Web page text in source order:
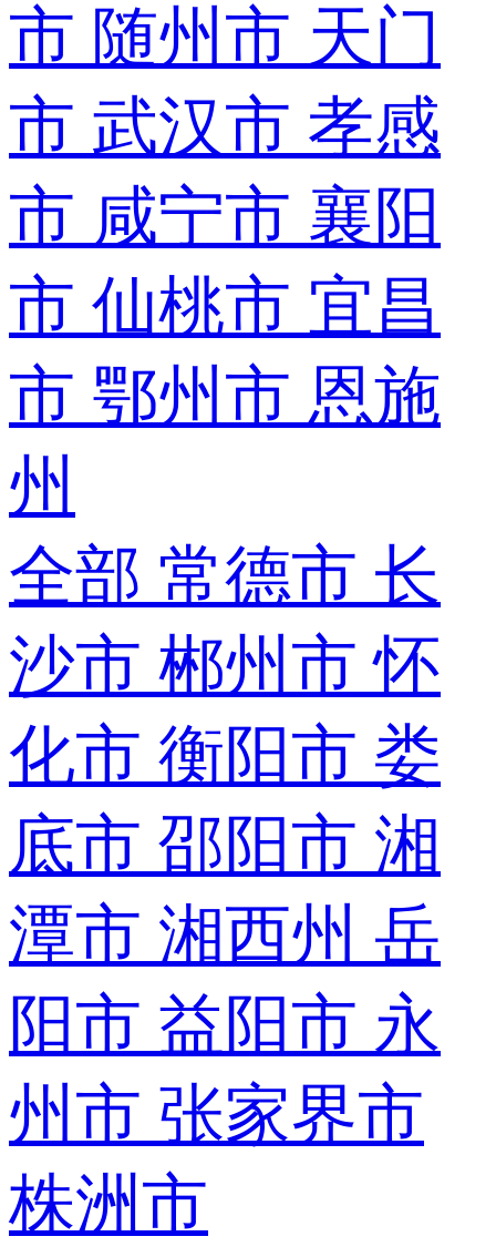
市 随州市 天门
市 武汉市 孝感
市 咸宁市 襄阳
市 仙桃市 宜昌
市 鄂州市 恩施
州
全部 常德市 长
沙市 郴州市 怀
化市 衡阳市 娄
底市 邵阳市 湘
潭市 湘西州 岳
阳市 益阳市 永
州市 张家界市
株洲市